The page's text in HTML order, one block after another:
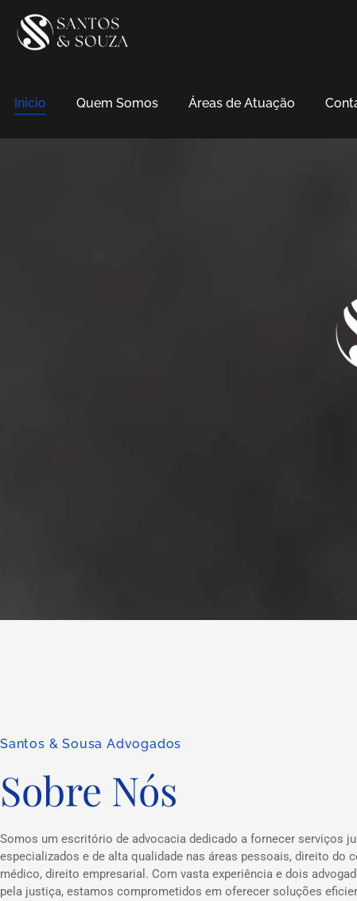
Inicio Quem Somos Áreas de Atuação
Santos & Sousa Advogados
Sobre Nós
Somos um escritório de advocacia dedicado a fornecer serviços
especializados e de alta qualidade nas áreas pessoais, direito do
médico, direito empresarial. Com vasta experiência e dois
pela justiça, estamos comprometidos em oferecer soluções